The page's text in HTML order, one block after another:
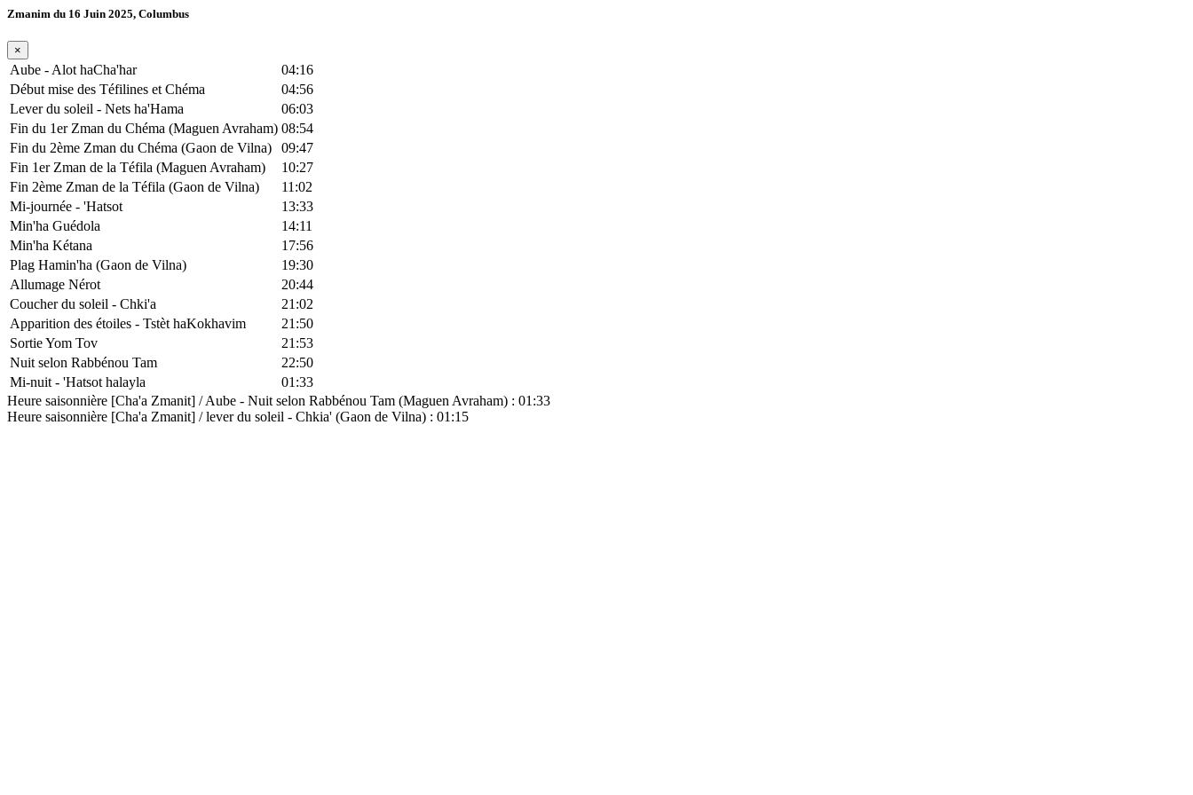
Zmanim du 16 Juin 2025, Columbus
×
Aube - Alot haCha'har
04:16
Début mise des Téfilines et Chéma
04:56
Lever du soleil - Nets ha'Hama
06:03
Fin du 1er Zman du Chéma (Maguen Avraham) 08:54
Fin du 2ème Zman du Chéma (Gaon de Vilna)
09:47
Fin 1er Zman de la Téfila (Maguen Avraham)
10:27
Fin 2ème Zman de la Téfila (Gaon de Vilna)
11:02
Mi-journée - 'Hatsot
13:33
Min'ha Guédola
14:11
Min'ha Kétana
17:56
Plag Hamin'ha (Gaon de Vilna)
19:30
Allumage Nérot
20:44
Coucher du soleil - Chki'a
21:02
Apparition des étoiles - Tstèt haKokhavim
21:50
Sortie Yom Tov
21:53
Nuit selon Rabbénou Tam
22:50
Mi-nuit - 'Hatsot halayla
01:33
Heure saisonnière [Cha'a Zmanit] / Aube - Nuit selon Rabbénou Tam (Maguen Avraham) : 01:33
Heure saisonnière [Cha'a Zmanit] / lever du soleil - Chkia' (Gaon de Vilna) : 01:15